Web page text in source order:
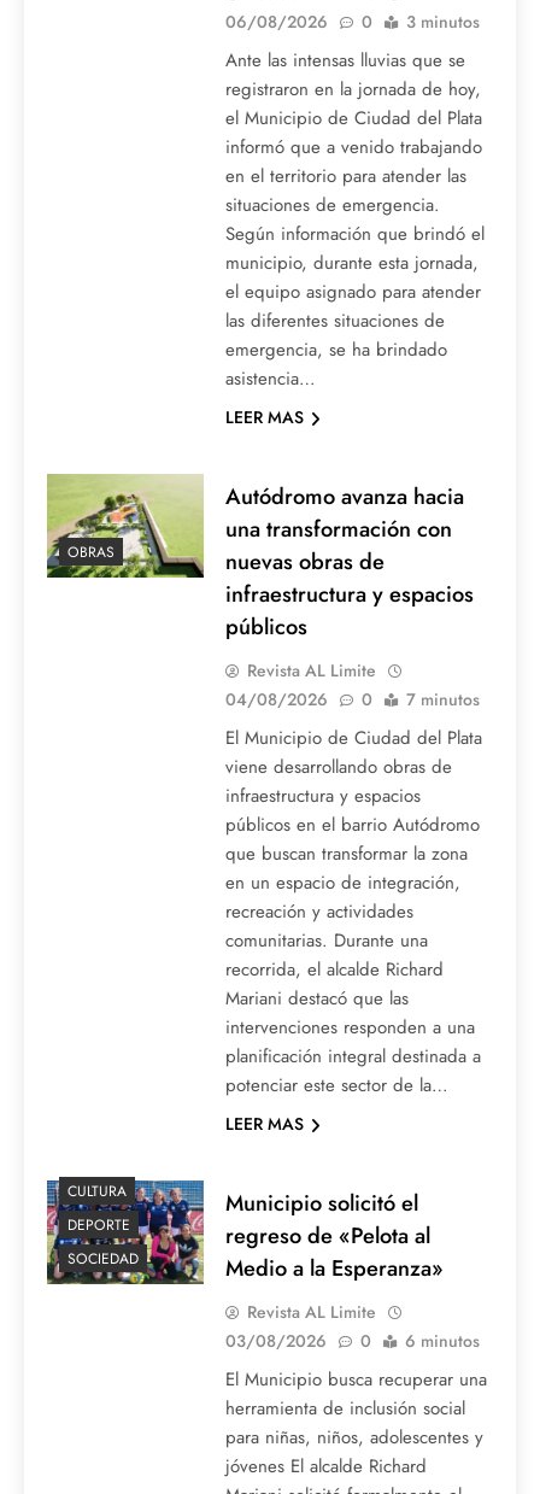
06/08/2026
0 3 minutos
Ante las intensas lluvias que se
registraron en la jornada de hoy,
el Municipio de Ciudad del Plata
informó que a venido trabajando
en el territorio para atender las
situaciones de emergencia.
Según información que brindó el
municipio, durante esta jornada,
el equipo asignado para atender
las diferentes situaciones de
emergencia, se ha brindado
asistencia…
LEER MAS
OBRAS
Autódromo avanza hacia
una transformación con
nuevas obras de
infraestructura y espacios
públicos
Revista AL Limite
04/08/2026
0 7 minutos
El Municipio de Ciudad del Plata
viene desarrollando obras de
infraestructura y espacios
públicos en el barrio Autódromo
que buscan transformar la zona
en un espacio de integración,
recreación y actividades
comunitarias. Durante una
recorrida, el alcalde Richard
Mariani destacó que las
intervenciones responden a una
planificación integral destinada a
potenciar este sector de la…
LEER MAS
CULTURA
DEPORTE
SOCIEDAD
Municipio solicitó el
regreso de «Pelota al
Medio a la Esperanza»
Revista AL Limite
03/08/2026
0 6 minutos
El Municipio busca recuperar una
herramienta de inclusión social
para niñas, niños, adolescentes y
jóvenes El alcalde Richard